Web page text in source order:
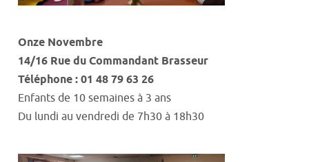
Onze Novembre
14/16 Rue du Commandant Brasseur
Téléphone : 01 48 79 63 26
Enfants de 10 semaines à 3 ans
Du lundi au vendredi de 7h30 à 18h30